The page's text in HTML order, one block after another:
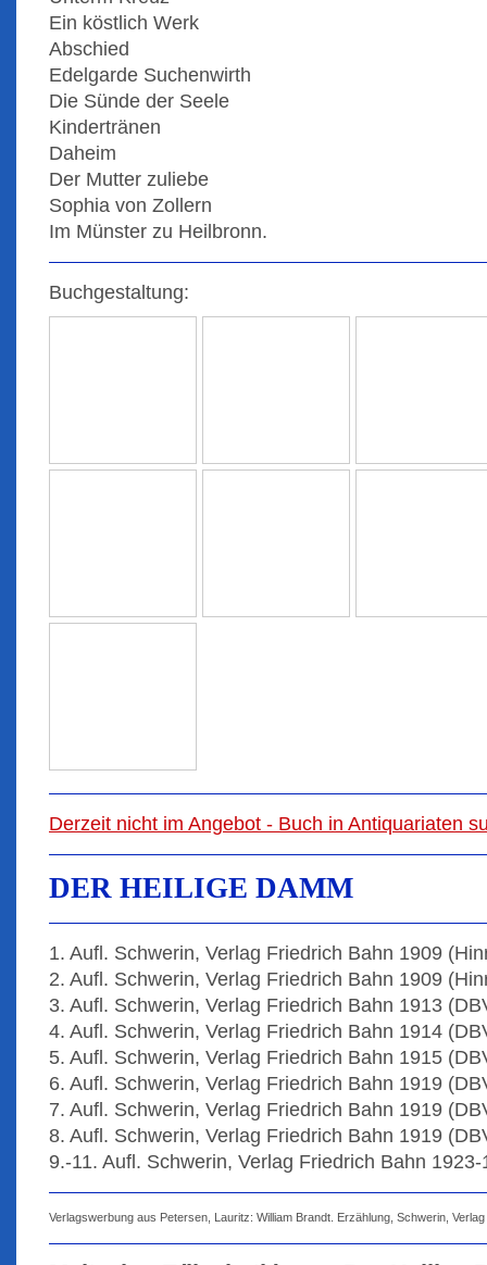
Ein köstlich Werk
Abschied
Edelgarde Suchenwirth
Die Sünde der Seele
Kindertränen
Daheim
Der Mutter zuliebe
Sophia von Zollern
Im Münster zu Heilbronn.
Buchgestaltung:
Derzeit nicht im Angebot - Buch in Antiquariaten
DER HEILIGE DAMM
1. Aufl. Schwerin, Verlag Friedrich Bahn 1909
2. Aufl. Schwerin, Verlag Friedrich Bahn 1909
3. Aufl. Schwerin, Verlag Friedrich Bahn 1913
4. Aufl. Schwerin, Verlag Friedrich Bahn 1914
5. Aufl. Schwerin, Verlag Friedrich Bahn 1915
6. Aufl. Schwerin, Verlag Friedrich Bahn 1919
7. Aufl. Schwerin, Verlag Friedrich Bahn 1919
8. Aufl. Schwerin, Verlag Friedrich Bahn 1919
9.-11. Aufl. Schwerin, Verlag Friedrich Bahn
Verlagswerbung aus Petersen, Lauritz: William Brandt. Erzählung, Schwerin,